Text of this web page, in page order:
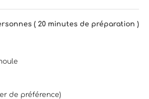
( 20 minutes de préparation )
de préférence)